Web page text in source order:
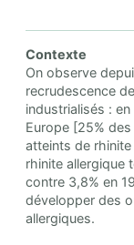
Contexte
On observe
recrudescence
industrialisés :
Europe [25%
atteints de rhinite
rhinite allergique
contre 3,8% en
développer des
allergiques.